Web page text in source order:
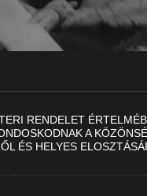
RENDELET
A
ÉS HELYES